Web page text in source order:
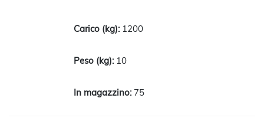
1200
10
75